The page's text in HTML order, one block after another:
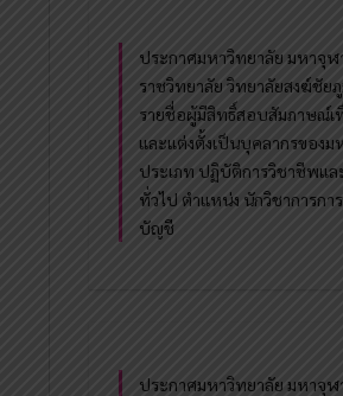
ประกาศมหาวิทยาลัย มหาจุฬ
ราชวิทยาลัย วิทยาลัยสงฆ์ชัยภู
รายชื่อผู้มีสิทธิ์สอบสัมภาษณ์เ
และแต่งตั้งเป็นบุคลากรของม
ประเภท ปฏิบัติการวิชาชีพแล
ทั่วไป ตำแหน่ง นักวิชาการกา
บัญชี
ประกาศมหาวิทยาลัย มหาจุฬ